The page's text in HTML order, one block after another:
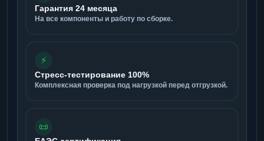
Гарантия 24 месяца
На все компоненты и работу по сборке.
⚡
Стресс-тестирование 100%
Комплексная проверка под нагрузкой перед отгрузкой.
📜